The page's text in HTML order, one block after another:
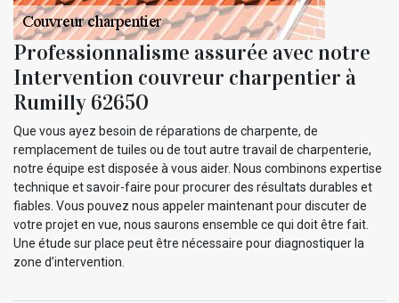
Professionnalisme assurée avec notre
Intervention couvreur charpentier à
Rumilly 62650
Que vous ayez besoin de réparations de charpente, de
remplacement de tuiles ou de tout autre travail de charpenterie,
notre équipe est disposée à vous aider. Nous combinons expertise
technique et savoir-faire pour procurer des résultats durables et
fiables. Vous pouvez nous appeler maintenant pour discuter de
votre projet en vue, nous saurons ensemble ce qui doit être fait.
Une étude sur place peut être nécessaire pour diagnostiquer la
zone d’intervention.